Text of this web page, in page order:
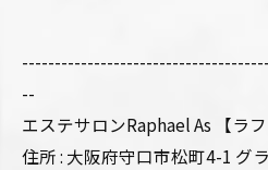
--
エステサロンRaphael As 【ラフ
住所 : 大阪府守口市松町4-1 グ